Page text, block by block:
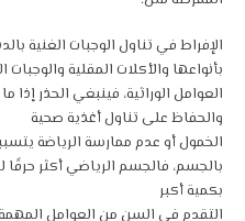
الإفراط في تناول الوجبات الغنية
بأنواعها والأكلات المقلية والوجبات
العوامل الوراثية، فينبغي الحذر إذا
والحفاظ على تناول أغذية صحية
الخمول أو عدم ممارسة الرياضة
بالجسم، فالجسم الرياضي أكثر
بكمية أكبر
التقدم في السن من العوامل